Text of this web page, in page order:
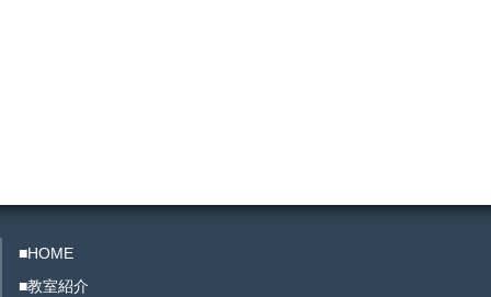
■HOME
■教室紹介